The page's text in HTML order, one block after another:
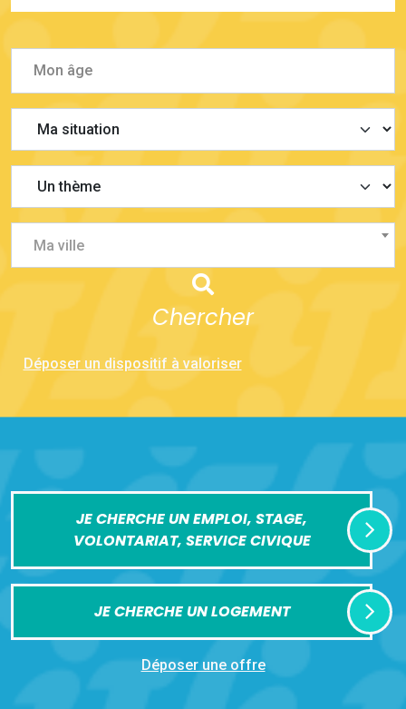
Ma ville
Chercher
Déposer un dispositif à valoriser
JE CHERCHE UN EMPLOI, STAGE,
VOLONTARIAT, SERVICE CIVIQUE
JE CHERCHE UN LOGEMENT
Déposer une offre